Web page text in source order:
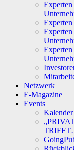
Netzwerk
E-Magazine
Events
Kalender